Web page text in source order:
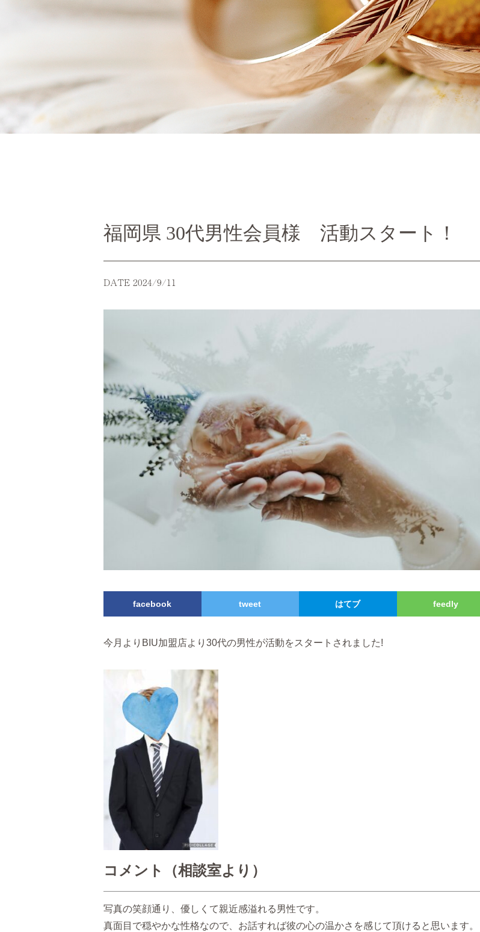
福岡県 30代男性会員様 活動スタート！
DATE 2024/9/11
facebook tweet はてブ feedly
今月よりBIU加盟店より30代の男性が活動をスタートされました!
コメント（相談室より）
写真の笑顔通り、優しくて親近感溢れる男性です。
真面目で穏やかな性格なので、お話すれば彼の心の温かさを感じて頂けると思います。